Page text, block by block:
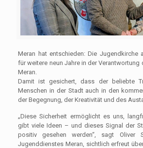
Meran hat entschieden: Die Jugendkirche
für weitere neun Jahre in der
Meran.
Damit ist gesichert, dass der beliebte
Menschen in der Stadt auch in den
der Begegnung, der Kreativität und des
„Diese Sicherheit ermöglicht es uns,
gibt viele Ideen – und dieses Signal der
positiv gesehen werden“, sagt Oliver
Jugenddienstes Meran, sichtlich erfreut